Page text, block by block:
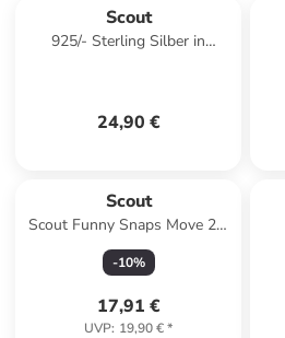
Scout
925/- Sterling Silber in
24,90 €
Scout
Scout Funny Snaps Move 2er
Set Heartbeat
-10%
17,91 €
UVP: 19,90 €*